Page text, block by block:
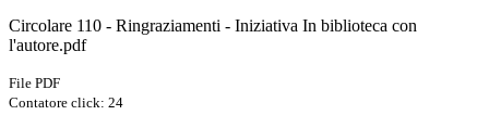
Circolare 110 - Ringraziamenti - Iniziativa In biblioteca con
l'autore.pdf
File PDF
Contatore click: 24